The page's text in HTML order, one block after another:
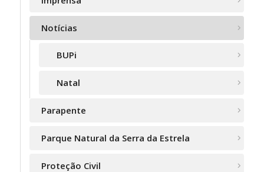
Notícias
BUPi
Natal
Parapente
Parque Natural da Serra da Estrela
Proteção Civil